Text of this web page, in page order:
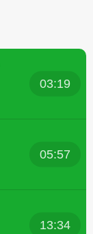
03:19
05:57
13:34